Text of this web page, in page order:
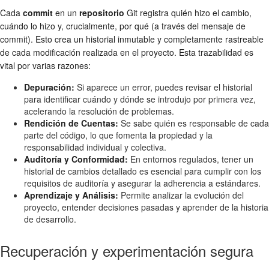
Cada commit en un repositorio Git registra quién hizo el cambio,
cuándo lo hizo y, crucialmente, por qué (a través del mensaje de
commit). Esto crea un historial inmutable y completamente rastreable
de cada modificación realizada en el proyecto. Esta trazabilidad es
vital por varias razones:
Depuración: Si aparece un error, puedes revisar el historial
para identificar cuándo y dónde se introdujo por primera vez,
acelerando la resolución de problemas.
Rendición de Cuentas: Se sabe quién es responsable de cada
parte del código, lo que fomenta la propiedad y la
responsabilidad individual y colectiva.
Auditoría y Conformidad: En entornos regulados, tener un
historial de cambios detallado es esencial para cumplir con los
requisitos de auditoría y asegurar la adherencia a estándares.
Aprendizaje y Análisis: Permite analizar la evolución del
proyecto, entender decisiones pasadas y aprender de la historia
de desarrollo.
Recuperación y experimentación segura